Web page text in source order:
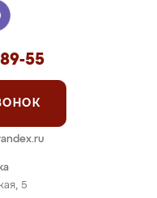
5
55